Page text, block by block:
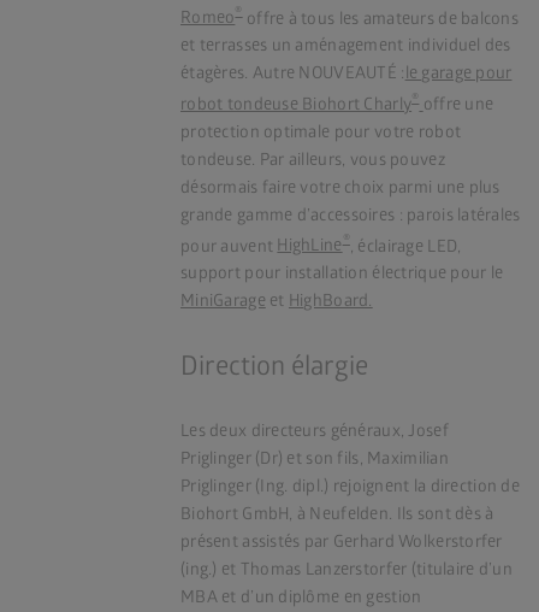
Romeo®offre à tous les amateurs de balcons
et terrasses un aménagement individuel des
étagères. Autre NOUVEAUTÉ : le garage pour
robot tondeuse Biohort Charly® offre une
protection optimale pour votre robot
tondeuse. Par ailleurs, vous pouvez
désormais faire votre choix parmi une plus
grande gamme d’accessoires : parois latérales
pour auvent HighLine ®, éclairage LED,
support pour installation électrique pour le
MiniGarage et HighBoard.
Direction élargie
Les deux directeurs généraux, Josef
Priglinger (Dr) et son fils, Maximilian
Priglinger (Ing. dipl.) rejoignent la direction de
Biohort GmbH, à Neufelden. Ils sont dès à
présent assistés par Gerhard Wolkerstorfer
(ing.) et Thomas Lanzerstorfer (titulaire d’un
MBA et d’un diplôme en gestion